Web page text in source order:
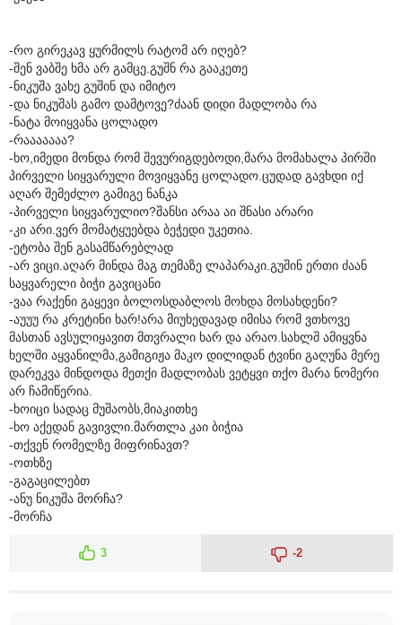
-რო გირეკავ ყურმილს რატომ არ იღებ?
-შენ ვაბშე ხმა არ გამცე.გუშნ რა გააკეთე
-ნიკუშა ვახე გუშინ და იმიტო
-და ნიკუშას გამო დამტოვე?ძაან დიდი მადლობა რა
-ნატა მოიყვანა ცოლადო
-რააააააა?
-ხო,იმედი მონდა რომ შევურიგდებოდი,მარა მომახალა პირში
პირველი სიყვარული მოვიყვანე ცოლადო.ცუდად გავხდი იქ
აღარ შემეძლო გამიგე ნანკა
-პირველი სიყვარულიო?შანსი არაა აი შნასი არარი
-კი არი.ვერ მომატყუებდა ბეჭედი უკეთია.
-ეტობა შენ გასამწარებლად
-არ ვიცი.აღარ მინდა მაგ თემაზე ლაპარაკი.გუშინ ერთი ძაან
საყვარელი ბიჭი გავიცანი
-ვაა რაქენი გაყევი ბოლოსდაბლოს მოხდა მოსახდენი?
-აუუუ რა კრეტინი ხარ!არა მიუხედავად იმისა რომ ვთხოვე
მასთან ავსულიყავით მთვრალი ხარ და არაო.სახლშ ამიყვნა
ხელში აყვანილმა,გამიგიჟა მაკო დილიდან ტვინი გაღუნა მერე
დარეკვა მინდოდა მეთქი მადლობას ვეტყვი თქო მარა ნომერი
არ ჩამიწერია.
-ხოიცი სადაც მუშაობს,მიაკითხე
-ხო აქედან გავივლი.მართლა კაი ბიჭია
-თქვენ რომელზე მიფრინავთ?
-ოთხზე
-გაგაცილებთ
-ანუ ნიკუშა მორჩა?
-მორჩა
3 -2